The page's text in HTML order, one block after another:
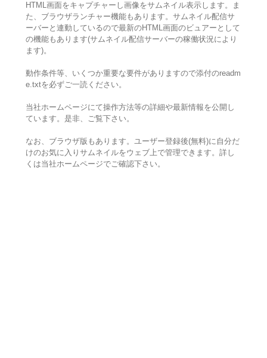
HTML画面をキャプチャーし画像をサムネイル表示します。ま
た、ブラウザランチャー機能もあります。サムネイル配信サ
ーバーと連動しているので最新のHTML画面のビュアーとして
の機能もあります(サムネイル配信サーバーの稼働状況により
ます)。
動作条件等、いくつか重要な要件がありますので添付のreadm
e.txtを必ずご一読ください。
当社ホームページにて操作方法等の詳細や最新情報を公開し
ています。是非、ご覧下さい。
なお、ブラウザ版もあります。ユーザー登録後(無料)に自分だ
けのお気に入りサムネイルをウェブ上で管理できます。詳し
くは当社ホームページでご確認下さい。